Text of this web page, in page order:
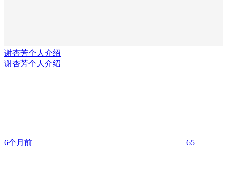
谢杏芳个人介绍
谢杏芳个人介绍
6个月前 65